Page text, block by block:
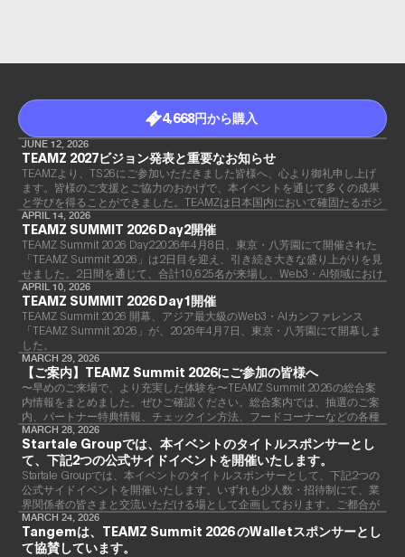
4,668円から購入
JUNE 12, 2026
TEAMZ 2027ビジョン発表と重要なお知らせ
TEAMZより、TS26にご参加いただきました皆様へ、心より御礼申し上げ
ます。皆様のご支援とご協力のおかげで、本イベントを通じて多くの成果
と学びを得ることができました。TEAMZは日本国内において確固たるポジ
ションを築き、業界において欠かせないイベントへと成長したことをご報
告いたします。
APRIL 14, 2026
TEAMZ SUMMIT 2026 Day2開催
TEAMZ Summit 2026 Day22026年4月8日、東京・八芳園にて開催された
「TEAMZ Summit 2026」は2日目を迎え、引き続き大きな盛り上がりを見
せました。2日間を通じて、合計10,625名が来場し、Web3・AI領域におけ
るアジア最大級のカンファレンスとして、その存在感を強く示す結果とな
りました。
APRIL 10, 2026
TEAMZ SUMMIT 2026 Day1開催
TEAMZ Summit 2026 開幕、アジア最大級のWeb3・AIカンファレンス
「TEAMZ Summit 2026」が、2026年4月7日、東京・八芳園にて開幕しま
した。
MARCH 29, 2026
【ご案内】TEAMZ Summit 2026にご参加の皆様へ
〜早めのご来場で、より充実した体験を〜TEAMZ Summit 2026の総合案
内情報をまとめました。ぜひご確認ください。総合案内では、抽選のご案
内、パートナー特典情報、チェックイン方法、フードコーナーなどの各種
情報をご確認いただけます。ぜひご活用ください。詳細
MARCH 28, 2026
Startale Groupでは、本イベントのタイトルスポンサーとし
て、下記2つの公式サイドイベントを開催いたします。
Startale Groupでは、本イベントのタイトルスポンサーとして、下記2つの
公式サイドイベントを開催いたします。いずれも少人数・招待制にて、業
界関係者の皆さまと交流いただける場として企画しております。ご都合が
合いましたら、ぜひご参加ください。
MARCH 24, 2026
Tangemは、TEAMZ Summit 2026 のWalletスポンサーとし
て協賛しています。